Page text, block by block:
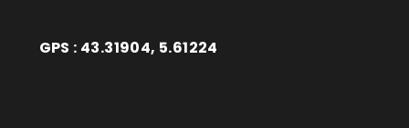
GPS : 43.31904, 5.61224